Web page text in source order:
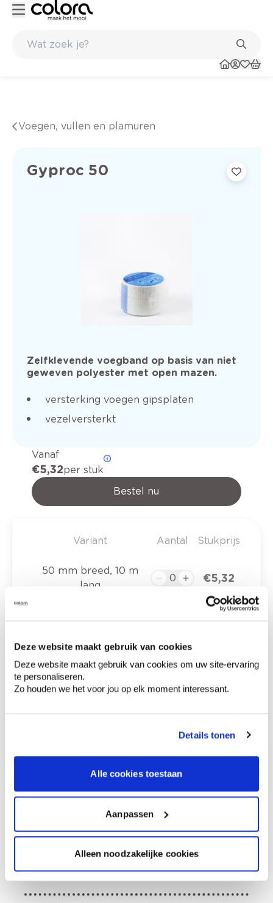
Deze website maakt gebruik van cookies
Deze website maakt gebruik van cookies om uw site-ervaring
te personaliseren.
Zo houden we het voor jou op elk moment interessant.
Details tonen
Alle cookies toestaan
Aanpassen
Alleen noodzakelijke cookies
Voegen, vullen en plamuren
Gyproc 50
Zelfklevende voegband op basis van niet
geweven polyester met open mazen.
versterking voegen gipsplaten
vezelversterkt
Vanaf
€ 5,32per stuk
Bestel nu
Variant Aantal Stukprijs
50 mm breed, 10 m
lang
€ 5,32
Totaalprijs € 0,00
Levering aan huis
werkdagen geleverd.
Productomschrijving
Productkenmerken